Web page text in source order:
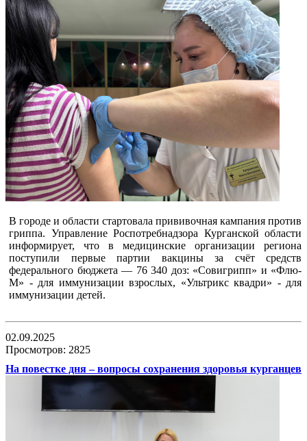
В городе и области стартовала прививочная кампания против
гриппа. Управление Роспотребнадзора Курганской области
информирует, что в медицинские организации региона
поступили первые партии вакцины за счёт средств
федерального бюджета — 76 340 доз: «Совигрипп» и «Флю-
М» - для иммунизации взрослых, «Ультрикс квадри» - для
иммунизации детей.
02.09.2025
Просмотров: 2825
На повестке дня – вопросы сохранения здоровья курганцев